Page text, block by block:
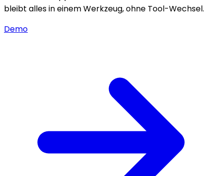
bleibt alles in einem Werkzeug, ohne Tool-Wechsel.
Demo